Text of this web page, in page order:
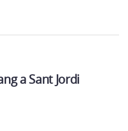
a Sant Jordi